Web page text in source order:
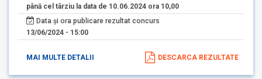
până cel târziu la data de 10.06.2024 ora 10,00
Data și ora publicare rezultat concurs
13/06/2024 - 15:00
MAI MULTE DETALII DESCARCA REZULTATE